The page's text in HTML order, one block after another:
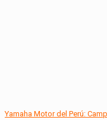
Yamaha Motor del Perú: